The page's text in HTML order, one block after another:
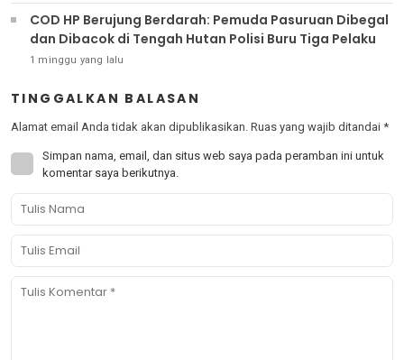
COD HP Berujung Berdarah: Pemuda Pasuruan Dibegal
dan Dibacok di Tengah Hutan Polisi Buru Tiga Pelaku
1 minggu yang lalu
TINGGALKAN BALASAN
Alamat email Anda tidak akan dipublikasikan. Ruas yang wajib ditandai *
Simpan nama, email, dan situs web saya pada peramban ini untuk
komentar saya berikutnya.